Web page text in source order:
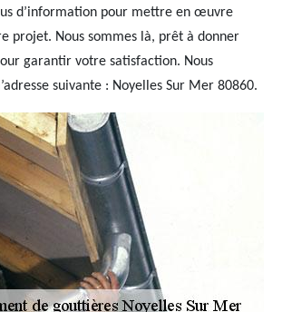
d’information pour mettre en œuvre
projet. Nous sommes là, prêt à donner
garantir votre satisfaction. Nous
suivante : Noyelles Sur Mer 80860.